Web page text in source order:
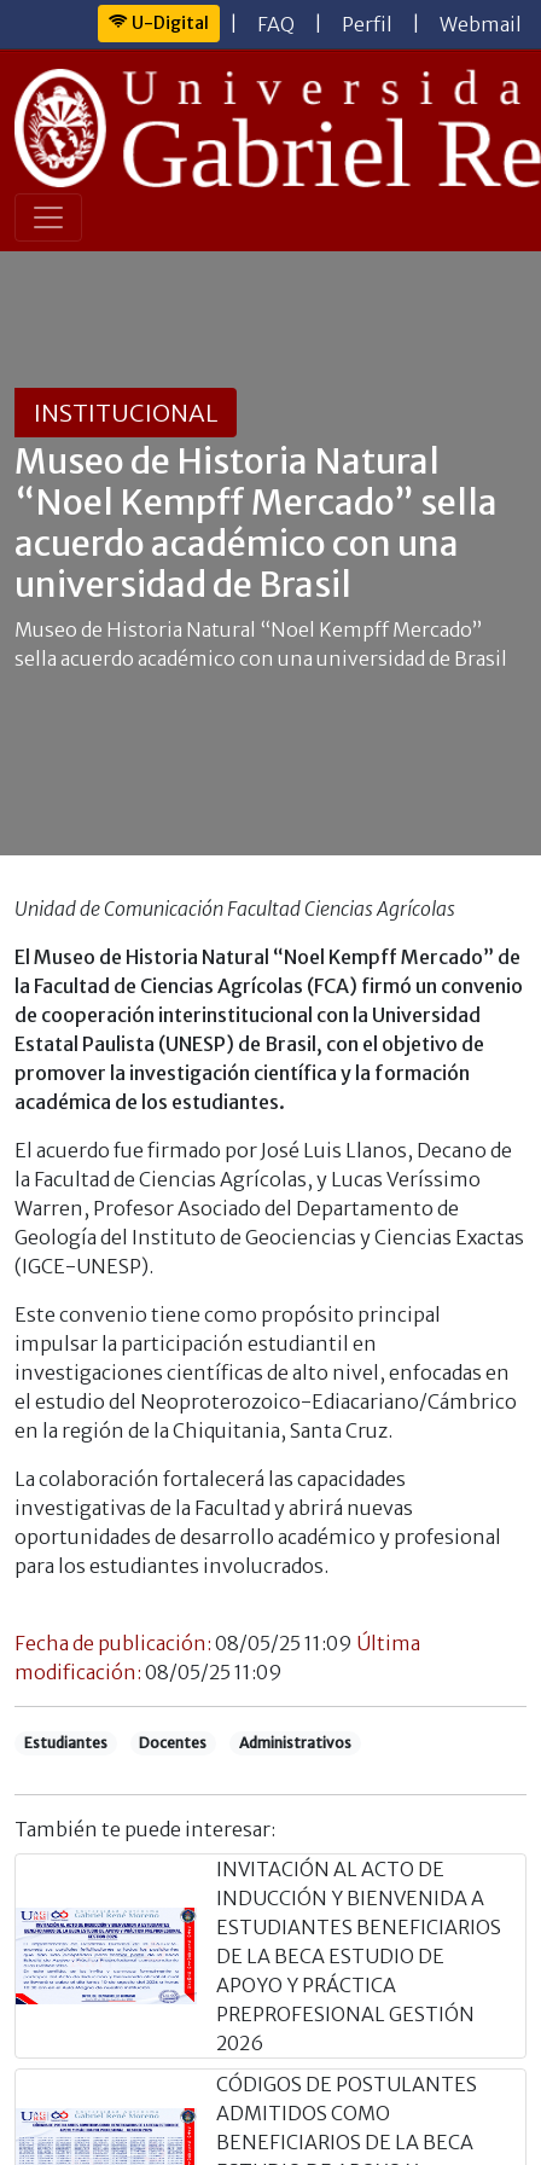
U-Digital FAQ Perfil Webmail
INSTITUCIONAL
Museo de Historia Natural
“Noel Kempff Mercado” sella
acuerdo académico con una
universidad de Brasil
Museo de Historia Natural “Noel Kempff Mercado”
sella acuerdo académico con una universidad de Brasil
Unidad de Comunicación Facultad Ciencias Agrícolas
El Museo de Historia Natural “Noel Kempff Mercado” de
la Facultad de Ciencias Agrícolas (FCA) firmó un convenio
de cooperación interinstitucional con la Universidad
Estatal Paulista (UNESP) de Brasil, con el objetivo de
promover la investigación científica y la formación
académica de los estudiantes.
El acuerdo fue firmado por José Luis Llanos, Decano de
la Facultad de Ciencias Agrícolas, y Lucas Veríssimo
Warren, Profesor Asociado del Departamento de
Geología del Instituto de Geociencias y Ciencias Exactas
(IGCE-UNESP).
Este convenio tiene como propósito principal
impulsar la participación estudiantil en
investigaciones científicas de alto nivel, enfocadas en
el estudio del Neoproterozoico-Ediacariano/Cámbrico
en la región de la Chiquitania, Santa Cruz.
La colaboración fortalecerá las capacidades
investigativas de la Facultad y abrirá nuevas
oportunidades de desarrollo académico y profesional
para los estudiantes involucrados.
Fecha de publicación: 08/05/25 11:09 Última
modificación: 08/05/25 11:09
Estudiantes Docentes Administrativos
También te puede interesar:
INVITACIÓN AL ACTO DE
INDUCCIÓN Y BIENVENIDA A
ESTUDIANTES BENEFICIARIOS
DE LA BECA ESTUDIO DE
APOYO Y PRÁCTICA
PREPROFESIONAL GESTIÓN
2026
CÓDIGOS DE POSTULANTES
ADMITIDOS COMO
BENEFICIARIOS DE LA BECA